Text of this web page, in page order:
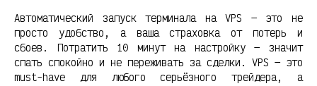
Автоматический запуск терминала на VPS — это не
просто удобство, а ваша страховка от потерь и
сбоев. Потратить 10 минут на настройку — значит
спать спокойно и не переживать за сделки. VPS — это
must-have для любого серьёзного трейдера, а